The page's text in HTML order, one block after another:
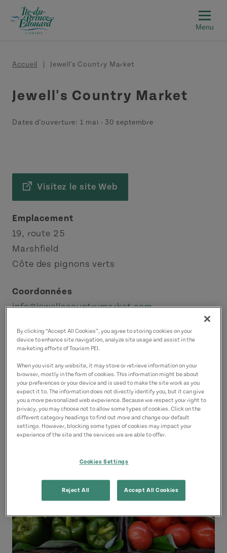
Aller au contenu principal
Fil d'Ariane
Accueil Jewell's Country Market
Jewell's Country Market
Dates d'ouverture:1 mai -30 septembre
Visitez le site Web
Emplacement
19, route 25
Marshfield
Côte des pignons verts
Coordonnées
info@jewellscountrymarket.com
By clicking “Accept All Cookies”, you agree to storing cookies on your
device to enhance site navigation, analyze site usage and assist in the
marketing efforts of Tourism PEI.
When you visit any website, it may store or retrieve information on your
browser, mostly in the form of cookies. This information might be about
your preferences or your device and is used to make the site work as you
expect it to. The information does not directly identify you, but it can give
you a more personalized web experience. Because we respect your right to
privacy, you may choose not to allow some types of cookies. Click on the
different category headings to find out more and change our default
settings. However, blocking some types of cookies may impact your
experience of the site and the services we are able to offer.
Cookies Settings
Reject All Accept All Cookies